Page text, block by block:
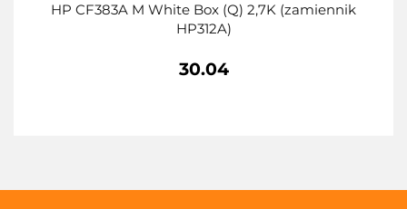
HP CF383A M White Box (Q) 2,7K (zamiennik
HP312A)
30.04